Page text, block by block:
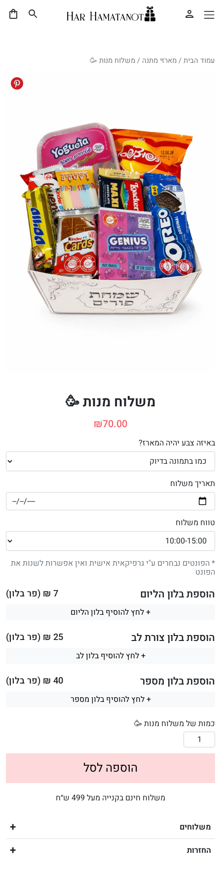
עמוד הבית/מארזי מתנה / משלוח מנות 🥳
משלוח מנות 🥳
₪70.00
באיזה צבע יהיה המארז?
תאריך משלוח
טווח משלוח
* הפונטים נבחרים ע"י גרפיקאית אישית ואין אפשרות לשנות את
הפונט
הוספת בלון הליום 7 ₪ (פר בלון)
+ לחץ להוסיף בלון הליום
הוספת בלון צורת לב 25 ₪ (פר בלון)
+ לחץ להוסיף בלון לב
הוספת בלון מספר 40 ₪ (פר בלון)
+ לחץ להוסיף בלון מספר
כמות של משלוח מנות 🥳
הוספה לסל
משלוח חינם בקנייה מעל 499 ש״ח
משלוחים
החזרות